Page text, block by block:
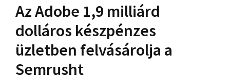
Az Adobe 1,9 milliárd
dolláros készpénzes
üzletben felvásárolja a
Semrusht